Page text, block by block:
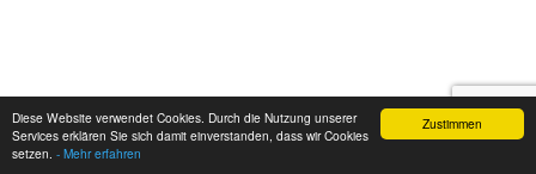
Zustimmen
Diese Website verwendet Cookies. Durch die Nutzung unserer
Services erklären Sie sich damit einverstanden, dass wir Cookies
setzen. - Mehr erfahren